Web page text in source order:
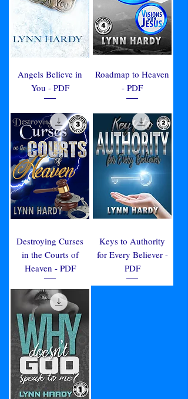
Angels Believe in
You - PDF
Roadmap to Heaven
- PDF
Destroying Curses
in the Courts of
Heaven - PDF
Keys to Authority
for Every Believer -
PDF